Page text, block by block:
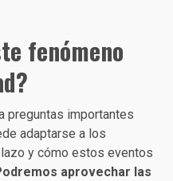
fenómeno
preguntas importantes
adaptarse a los
y cómo estos eventos
aprovechar las